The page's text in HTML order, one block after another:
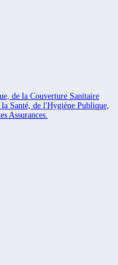
de la Couverture Sanitaire
Santé, de l'Hygiène Publique,
Assurances.